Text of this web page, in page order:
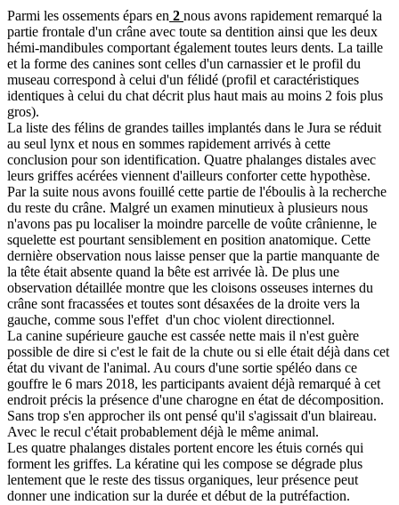
Parmi les ossements épars en 2 nous avons rapidement remarqué la
partie frontale d'un crâne avec toute sa dentition ainsi que les deux
hémi-mandibules comportant également toutes leurs dents. La taille
et la forme des canines sont celles d'un carnassier et le profil du
museau correspond à celui d'un félidé (profil et caractéristiques
identiques à celui du chat décrit plus haut mais au moins 2 fois plus
gros).
La liste des félins de grandes tailles implantés dans le Jura se réduit
au seul lynx et nous en sommes rapidement arrivés à cette
conclusion pour son identification. Quatre phalanges distales avec
leurs griffes acérées viennent d'ailleurs conforter cette hypothèse.
Par la suite nous avons fouillé cette partie de l'éboulis à la recherche
du reste du crâne. Malgré un examen minutieux à plusieurs nous
n'avons pas pu localiser la moindre parcelle de voûte crânienne, le
squelette est pourtant sensiblement en position anatomique. Cette
dernière observation nous laisse penser que la partie manquante de
la tête était absente quand la bête est arrivée là. De plus une
observation détaillée montre que les cloisons osseuses internes du
crâne sont fracassées et toutes sont désaxées de la droite vers la
gauche, comme sous l'effet d'un choc violent directionnel.
La canine supérieure gauche est cassée nette mais il n'est guère
possible de dire si c'est le fait de la chute ou si elle était déjà dans cet
état du vivant de l'animal. Au cours d'une sortie spéléo dans ce
gouffre le 6 mars 2018, les participants avaient déjà remarqué à cet
endroit précis la présence d'une charogne en état de décomposition.
Sans trop s'en approcher ils ont pensé qu'il s'agissait d'un blaireau.
Avec le recul c'était probablement déjà le même animal.
Les quatre phalanges distales portent encore les étuis cornés qui
forment les griffes. La kératine qui les compose se dégrade plus
lentement que le reste des tissus organiques, leur présence peut
donner une indication sur la durée et début de la putréfaction.